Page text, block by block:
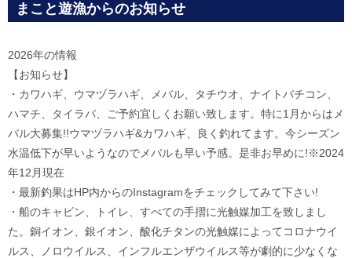
まこと遊漁からのお知らせ
2026年の情報
【お知らせ】
・カワハギ、ウマヅラハギ、メバル、タチウオ、ナイトバチコン、
ハマチ、タイラバ、ご予約宜しくお願い致します。特に1月からはメ
バル大募集!!ウマヅラハギ&カワハギ、良く釣れてます。今シーズン
水温低下が早いようなのでメバルも早い予感。是非お早めに!※2024
年12月現在
・最新釣果はHP内からのInstagramをチェックしてみて下さい!
・船のキャビン、トイレ、すべての手摺に光触媒加工を致しまし
た。銅イオン、銀イオン、酸化チタンの光触媒によってコロナウイ
ルス、ノロウイルス、インフルエンザウイルス等が劇的に少なくな